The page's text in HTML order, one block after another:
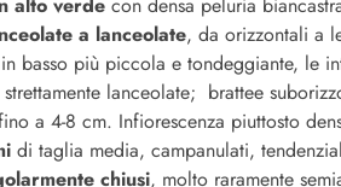
a lanceolate, da orizzontali a
basso più piccola e tondeggiante, le
lanceolate; brattee
a 4-8 cm. Infiorescenza piuttosto
di taglia media, campanulati,
chiusi, molto raramente